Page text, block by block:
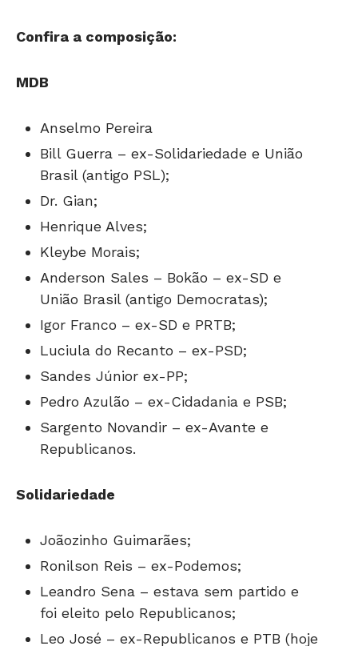
Confira a composição:
MDB
Anselmo Pereira
Bill Guerra – ex-Solidariedade e União
Brasil (antigo PSL);
Dr. Gian;
Henrique Alves;
Kleybe Morais;
Anderson Sales – Bokão – ex-SD e
União Brasil (antigo Democratas);
Igor Franco – ex-SD e PRTB;
Luciula do Recanto – ex-PSD;
Sandes Júnior ex-PP;
Pedro Azulão – ex-Cidadania e PSB;
Sargento Novandir – ex-Avante e
Republicanos.
Solidariedade
Joãozinho Guimarães;
Ronilson Reis – ex-Podemos;
Leandro Sena – estava sem partido e
foi eleito pelo Republicanos;
Leo José – ex-Republicanos e PTB (hoje